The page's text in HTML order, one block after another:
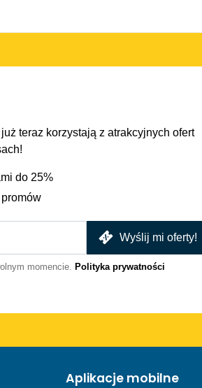
teraz korzystają z atrakcyjnych ofert
do 25%
Wyślij mi oferty!
momencie. Polityka prywatności
Aplikacje mobilne